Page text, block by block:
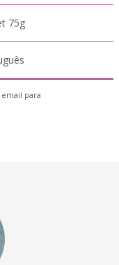
75g
para